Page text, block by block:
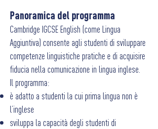
Panoramica del programma
Cambridge IGCSE English (come Lingua
Aggiuntiva) consente agli studenti di sviluppare
competenze linguistiche pratiche e di acquisire
fiducia nella comunicazione in lingua inglese.
Il programma:
è adatto a studenti la cui prima lingua non è
l’inglese
sviluppa la capacità degli studenti di